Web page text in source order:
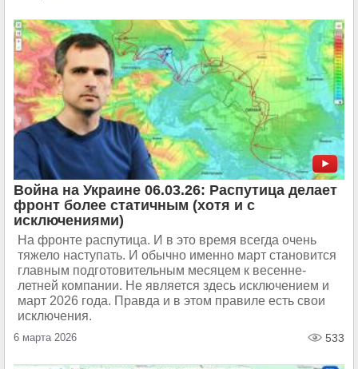
Война на Украине 06.03.26: Распутица делает
фронт более статичным (хотя и с
исключениями)
На фронте распутица. И в это время всегда очень
тяжело наступать. И обычно именно март становится
главным подготовительным месяцем к весенне-
летней компании. Не является здесь исключением и
март 2026 года. Правда и в этом правиле есть свои
исключения.
6 марта 2026 533